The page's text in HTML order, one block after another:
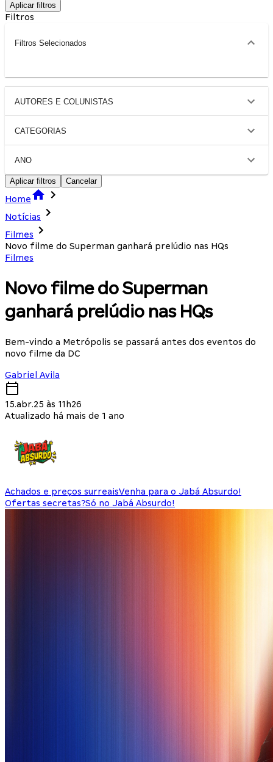
Aplicar filtros
Filtros
Filtros Selecionados
AUTORES E COLUNISTAS
CATEGORIAS
ANO
Aplicar filtros Cancelar
Home
Notícias
Filmes
Novo filme do Superman ganhará prelúdio nas HQs
Filmes
Novo filme do Superman
ganhará prelúdio nas HQs
Bem-vindo a Metrópolis se passará antes dos eventos do
novo filme da DC
Gabriel Avila
15.abr.25 às 11h26
Atualizado há mais de 1 ano
Achados e preços surreaisVenha para o Jabá Absurdo!
Ofertas secretas?Só no Jabá Absurdo!